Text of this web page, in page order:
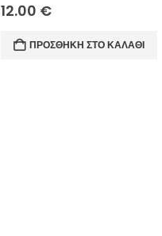
12.00 €
ΠΡΟΣΘΉΚΗ ΣΤΟ ΚΑΛΆΘΙ